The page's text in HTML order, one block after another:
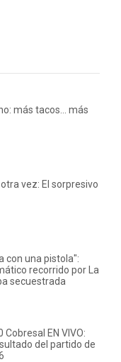
más tacos... más
vez: El sorpresivo
con una pistola":
recorrido por La
secuestrada
Cobresal EN VIVO:
del partido de